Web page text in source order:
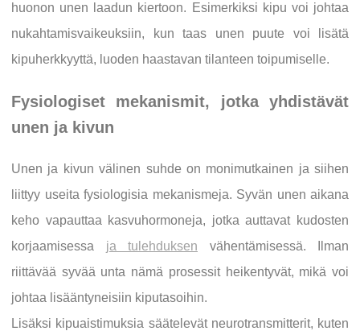
huonon unen laadun kiertoon. Esimerkiksi kipu voi johtaa
nukahtamisvaikeuksiin, kun taas unen puute voi lisätä
kipuherkkyyttä, luoden haastavan tilanteen toipumiselle.
Fysiologiset mekanismit, jotka yhdistävät
unen ja kivun
Unen ja kivun välinen suhde on monimutkainen ja siihen
liittyy useita fysiologisia mekanismeja. Syvän unen aikana
keho vapauttaa kasvuhormoneja, jotka auttavat kudosten
korjaamisessa ja tulehduksen vähentämisessä. Ilman
riittävää syvää unta nämä prosessit heikentyvät, mikä voi
johtaa lisääntyneisiin kiputasoihin.
Lisäksi kipuaistimuksia säätelevät neurotransmitterit, kuten